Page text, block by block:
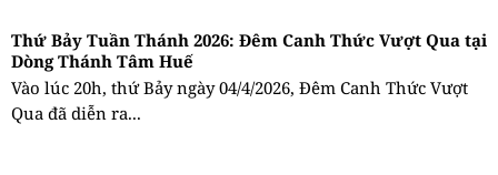
Thứ Bảy Tuần Thánh 2026: Đêm Canh Thức Vượt Qua tại
Dòng Thánh Tâm Huế
Vào lúc 20h, thứ Bảy ngày 04/4/2026, Đêm Canh Thức Vượt
Qua đã diễn ra...